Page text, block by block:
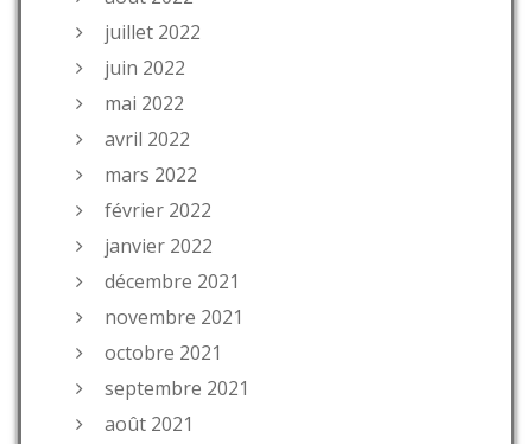
juillet 2022
juin 2022
mai 2022
avril 2022
mars 2022
février 2022
janvier 2022
décembre 2021
novembre 2021
octobre 2021
septembre 2021
août 2021